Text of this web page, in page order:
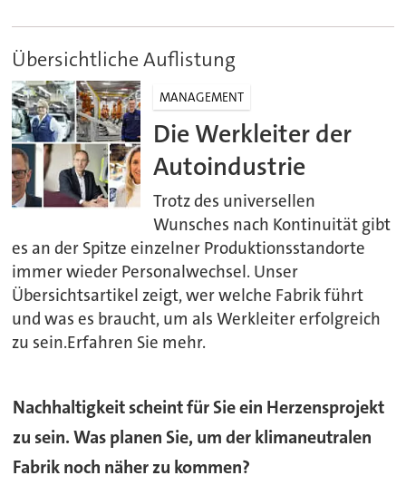
Übersichtliche Auflistung
MANAGEMENT
Die Werkleiter der
Autoindustrie
Trotz des universellen
Wunsches nach Kontinuität gibt
es an der Spitze einzelner Produktionsstandorte
immer wieder Personalwechsel. Unser
Übersichtsartikel zeigt, wer welche Fabrik führt
und was es braucht, um als Werkleiter erfolgreich
zu sein.Erfahren Sie mehr.
Nachhaltigkeit scheint für Sie ein Herzensprojekt
zu sein. Was planen Sie, um der klimaneutralen
Fabrik noch näher zu kommen?